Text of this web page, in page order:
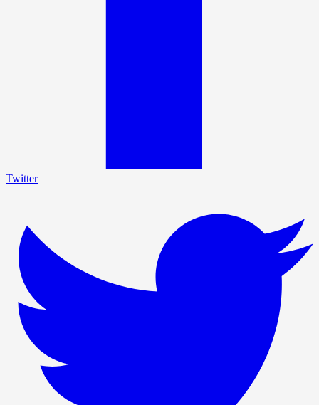
Twitter